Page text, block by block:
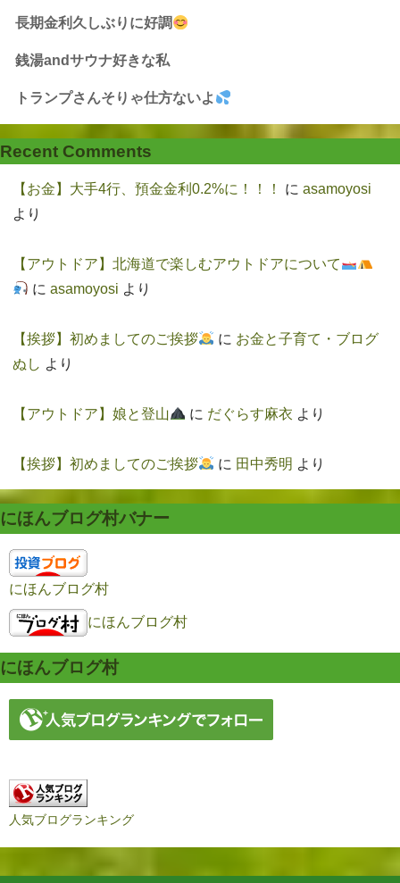
長期金利久しぶりに好調
銭湯andサウナ好きな私
トランプさんそりゃ仕方ないよ
Recent Comments
【お金】大手4行、預金金利0.2%に！！！ に asamoyosi
より
【アウトドア】北海道で楽しむアウトドアについて
に asamoyosi より
【挨拶】初めましてのご挨拶 に お金と子育て・ブログ
ぬし より
【アウトドア】娘と登山 に だぐらす麻衣 より
【挨拶】初めましてのご挨拶 に 田中秀明 より
にほんブログ村バナー
にほんブログ村
にほんブログ村
にほんブログ村
人気ブログランキング